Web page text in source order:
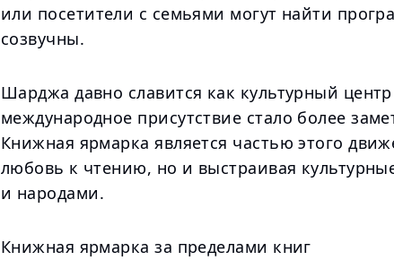
или посетители с семьями могут найти
созвучны.
Шарджа давно славится как культурный
международное присутствие стало более
Книжная ярмарка является частью этого
любовь к чтению, но и выстраивая
и народами.
Книжная ярмарка за пределами книг